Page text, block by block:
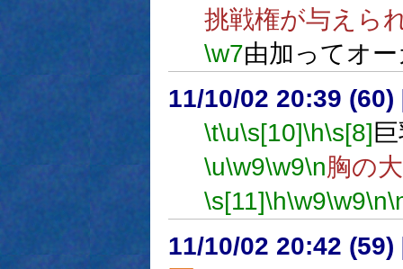
挑戦権が与えら
\w7由加ってオ
11/10/02 20:39 (60)
\t\u\s[10]\h\s[8]
\u\w9\w9\n胸の
\s[11]\h\w9\w9\n
11/10/02 20:42 (59)